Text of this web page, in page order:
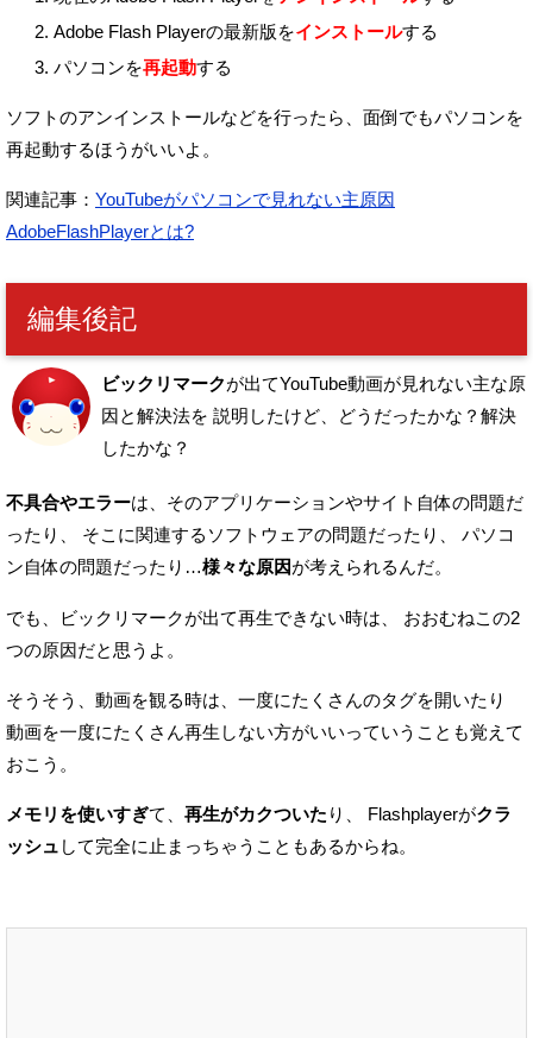
Adobe Flash Playerの最新版をインストールする
パソコンを再起動する
ソフトのアンインストールなどを行ったら、面倒でもパソコンを
再起動するほうがいいよ。
関連記事： YouTubeがパソコンで見れない主原因
AdobeFlashPlayerとは?
編集後記
ビックリマークが出てYouTube動画が見れない主な原
因と解決法を 説明したけど、どうだったかな？解決
したかな？
不具合やエラーは、そのアプリケーションやサイト自体の問題だ
ったり、
そこに関連するソフトウェアの問題だったり、
パソコ
ン自体の問題だったり…様々な原因が考えられるんだ。
でも、ビックリマークが出て再生できない時は、
おおむねこの2
つの原因だと思うよ。
そうそう、動画を観る時は、一度にたくさんのタグを開いたり
動画を一度にたくさん再生しない方がいいっていうことも覚えて
おこう。
メモリを使いすぎて、 再生がカクついた り、 Flashplayerがクラ
ッシュ して完全に止まっちゃうこともあるからね。